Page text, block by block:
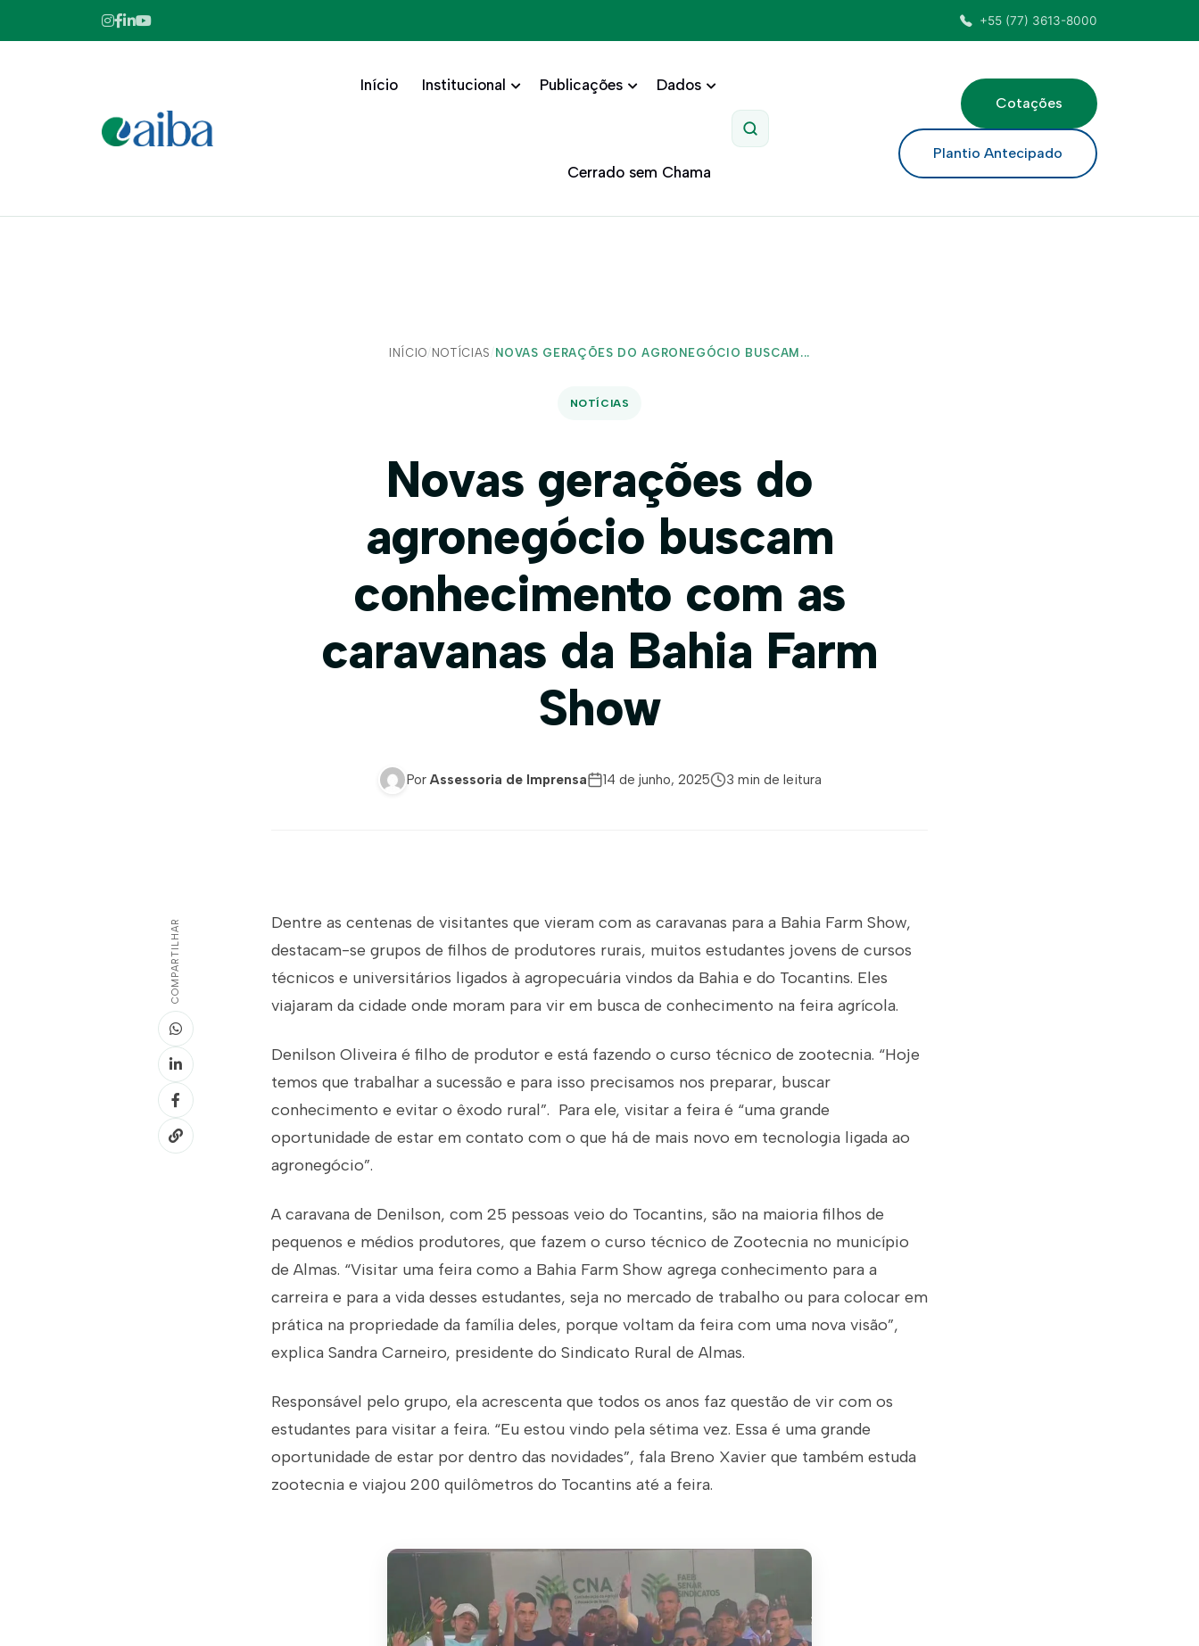
+55 (77) 3613-8000
Início Institucional Publicações Dados
Cerrado sem Chama
Pesquisar
Cotações
Plantio Antecipado
INÍCIO/ NOTÍCIAS / NOVAS GERAÇÕES DO AGRONEGÓCIO BUSCAM...
NOTÍCIAS
Novas gerações do
agronegócio buscam
conhecimento com as
caravanas da Bahia Farm
Show
Por Assessoria de Imprensa 14 de junho, 2025 3 min de leitura
COMPARTILHAR
Dentre as centenas de visitantes que vieram com as caravanas para a Bahia Farm Show,
destacam-se grupos de filhos de produtores rurais, muitos estudantes jovens de cursos
técnicos e universitários ligados à agropecuária vindos da Bahia e do Tocantins. Eles
viajaram da cidade onde moram para vir em busca de conhecimento na feira agrícola.
Denilson Oliveira é filho de produtor e está fazendo o curso técnico de zootecnia. “Hoje
temos que trabalhar a sucessão e para isso precisamos nos preparar, buscar
conhecimento e evitar o êxodo rural”. Para ele, visitar a feira é “uma grande
oportunidade de estar em contato com o que há de mais novo em tecnologia ligada ao
agronegócio”.
A caravana de Denilson, com 25 pessoas veio do Tocantins, são na maioria filhos de
pequenos e médios produtores, que fazem o curso técnico de Zootecnia no município
de Almas. “Visitar uma feira como a Bahia Farm Show agrega conhecimento para a
carreira e para a vida desses estudantes, seja no mercado de trabalho ou para colocar em
prática na propriedade da família deles, porque voltam da feira com uma nova visão”,
explica Sandra Carneiro, presidente do Sindicato Rural de Almas.
Responsável pelo grupo, ela acrescenta que todos os anos faz questão de vir com os
estudantes para visitar a feira. “Eu estou vindo pela sétima vez. Essa é uma grande
oportunidade de estar por dentro das novidades”, fala Breno Xavier que também estuda
zootecnia e viajou 200 quilômetros do Tocantins até a feira.